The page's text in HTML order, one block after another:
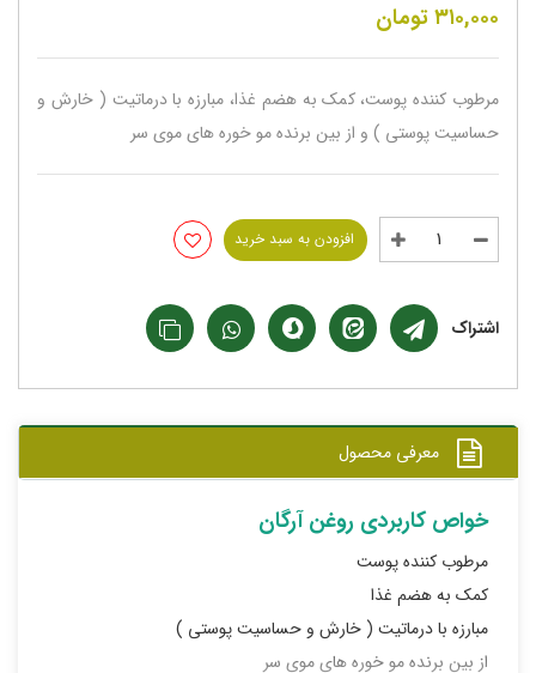
۳۱۰,۰۰۰تومان
مرطوب کننده پوست، کمک به هضم غذا، مبارزه با درماتیت ( خارش و
حساسیت پوستی ) و از بین برنده مو خوره های موی سر
افزودن به سبد خرید
اشتراک
معرفی محصول
خواص کاربردی روغن آرگان
مرطوب کننده پوست
کمک به هضم غذا
مبارزه با درماتیت ( خارش و حساسیت پوستی )
از بین برنده مو خوره های موی سر